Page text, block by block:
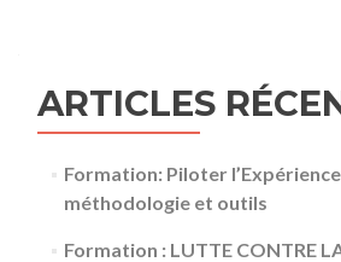
ARTICLES
Formation: Piloter
méthodologie et outils
Formation : LUTTE CONTRE